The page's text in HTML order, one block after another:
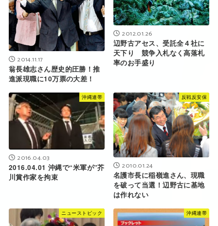
2014.11.17
翁長雄志さん歴史的圧勝！推
進派現職に10万票の大差！
2012.01.26
辺野古アセス、受託全４社に
天下り 競争入札なく高落札
率のお手盛り
沖縄連帯
2016.04.03
2016.04.01 沖縄で“米軍が”芥
川賞作家を拘束
反戦反安保
2010.01.24
名護市長に稲嶺進さん、現職
を破って当選！辺野古に基地
は作れない
ニューストピック 沖縄連帯